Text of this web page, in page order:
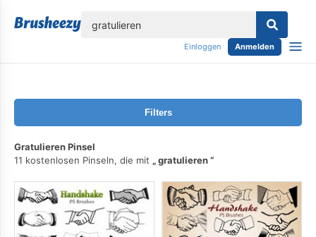
Einloggen Anmelden
Filters
Gratulieren Pinsel
11 kostenlosen Pinseln, die mit
gratulieren